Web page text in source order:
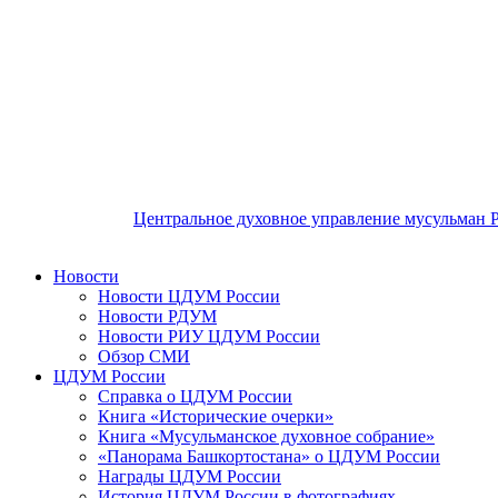
Центральное духовное управление мусульман
Новости
Новости ЦДУМ России
Новости РДУМ
Новости РИУ ЦДУМ России
Обзор СМИ
ЦДУМ России
Справка о ЦДУМ России
Книга «Исторические очерки»
Книга «Мусульманское духовное собрание»
«Панорама Башкортостана» о ЦДУМ России
Награды ЦДУМ России